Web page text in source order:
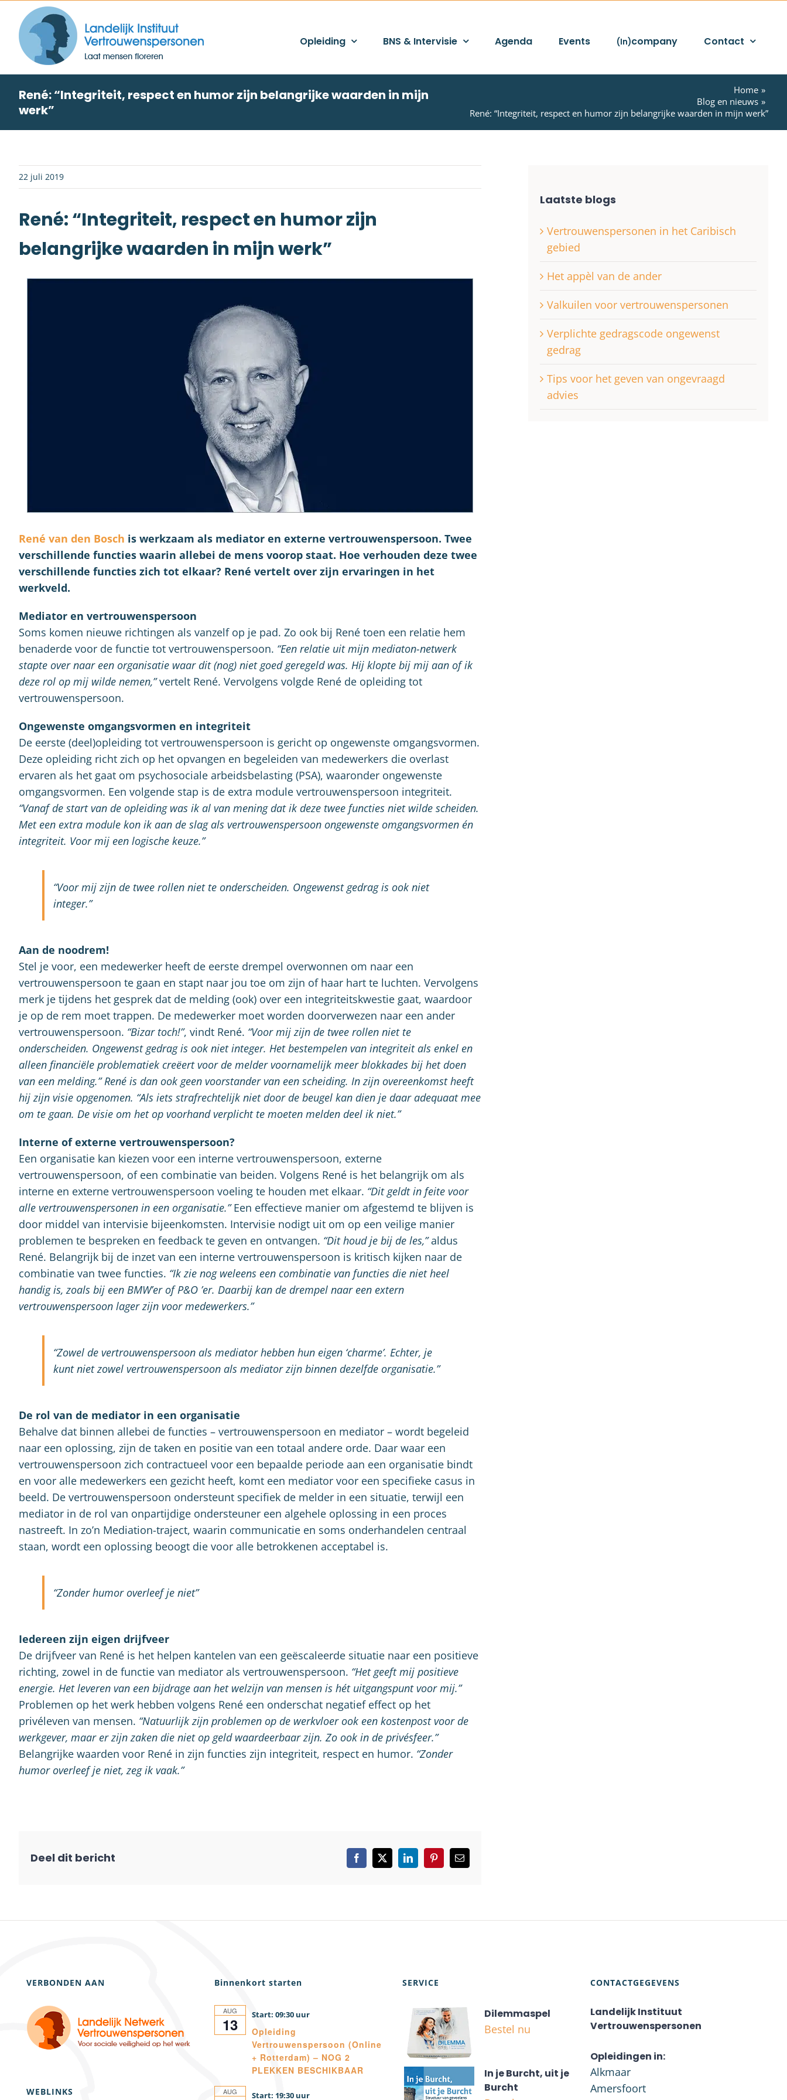
content
Opleiding BNS & Intervisie Agenda Events (In)company Contact
René: “Integriteit, respect en humor zijn belangrijke waarden in mijn
werk”
Home
Blog en nieuws
René: “Integriteit, respect en humor zijn belangrijke waarden in mijn werk”
22 juli 2019
René: “Integriteit, respect en humor zijn
belangrijke waarden in mijn werk”
René van den Bosch is werkzaam als mediator en externe vertrouwenspersoon. Twee
verschillende functies waarin allebei de mens voorop staat. Hoe verhouden deze twee
verschillende functies zich tot elkaar? René vertelt over zijn ervaringen in het
werkveld.
Mediator en vertrouwenspersoon
Soms komen nieuwe richtingen als vanzelf op je pad. Zo ook bij René toen een relatie hem
benaderde voor de functie tot vertrouwenspersoon. “Een relatie uit mijn mediaton-netwerk
stapte over naar een organisatie waar dit (nog) niet goed geregeld was. Hij klopte bij mij aan of ik
deze rol op mij wilde nemen,”vertelt René. Vervolgens volgde René de opleiding tot
vertrouwenspersoon.
Ongewenste omgangsvormen en integriteit
De eerste (deel)opleiding tot vertrouwenspersoon is gericht op ongewenste omgangsvormen.
Deze opleiding richt zich op het opvangen en begeleiden van medewerkers die overlast
ervaren als het gaat om psychosociale arbeidsbelasting (PSA), waaronder ongewenste
omgangsvormen. Een volgende stap is de extra module vertrouwenspersoon integriteit.
“Vanaf de start van de opleiding was ik al van mening dat ik deze twee functies niet wilde scheiden.
Met een extra module kon ik aan de slag als vertrouwenspersoon ongewenste omgangsvormen én
integriteit. Voor mij een logische keuze.”
“Voor mij zijn de twee rollen niet te onderscheiden. Ongewenst gedrag is ook niet
integer.”
Aan de noodrem!
Stel je voor, een medewerker heeft de eerste drempel overwonnen om naar een
vertrouwenspersoon te gaan en stapt naar jou toe om zijn of haar hart te luchten. Vervolgens
merk je tijdens het gesprek dat de melding (ook) over een integriteitskwestie gaat, waardoor
je op de rem moet trappen. De medewerker moet worden doorverwezen naar een ander
vertrouwenspersoon. “Bizar toch!”, vindt René. “Voor mij zijn de twee rollen niet te
onderscheiden. Ongewenst gedrag is ook niet integer. Het bestempelen van integriteit als enkel en
alleen financiële problematiek creëert voor de melder voornamelijk meer blokkades bij het doen
van een melding.” René is dan ook geen voorstander van een scheiding. In zijn overeenkomst heeft
hij zijn visie opgenomen. “Als iets strafrechtelijk niet door de beugel kan dien je daar adequaat mee
om te gaan. De visie om het op voorhand verplicht te moeten melden deel ik niet.”
Interne of externe vertrouwenspersoon?
Een organisatie kan kiezen voor een interne vertrouwenspersoon, externe
vertrouwenspersoon, of een combinatie van beiden. Volgens René is het belangrijk om als
interne en externe vertrouwenspersoon voeling te houden met elkaar. “Dit geldt in feite voor
alle vertrouwenspersonen in een organisatie.”Een effectieve manier om afgestemd te blijven is
door middel van intervisie bijeenkomsten. Intervisie nodigt uit om op een veilige manier
problemen te bespreken en feedback te geven en ontvangen. “Dit houd je bij de les,”aldus
René. Belangrijk bij de inzet van een interne vertrouwenspersoon is kritisch kijken naar de
combinatie van twee functies. “Ik zie nog weleens een combinatie van functies die niet heel
handig is, zoals bij een BMW’er of P&O ’er. Daarbij kan de drempel naar een extern
vertrouwenspersoon lager zijn voor medewerkers.”
“Zowel de vertrouwenspersoon als mediator hebben hun eigen ‘charme’. Echter, je
kunt niet zowel vertrouwenspersoon als mediator zijn binnen dezelfde organisatie.”
De rol van de mediator in een organisatie
Behalve dat binnen allebei de functies – vertrouwenspersoon en mediator – wordt begeleid
naar een oplossing, zijn de taken en positie van een totaal andere orde. Daar waar een
vertrouwenspersoon zich contractueel voor een bepaalde periode aan een organisatie bindt
en voor alle medewerkers een gezicht heeft, komt een mediator voor een specifieke casus in
beeld. De vertrouwenspersoon ondersteunt specifiek de melder in een situatie, terwijl een
mediator in de rol van onpartijdige ondersteuner een algehele oplossing in een proces
nastreeft. In zo’n Mediation-traject, waarin communicatie en soms onderhandelen centraal
staan, wordt een oplossing beoogt die voor alle betrokkenen acceptabel is.
“Zonder humor overleef je niet”
Iedereen zijn eigen drijfveer
De drijfveer van René is het helpen kantelen van een geëscaleerde situatie naar een positieve
richting, zowel in de functie van mediator als vertrouwenspersoon. “Het geeft mij positieve
energie. Het leveren van een bijdrage aan het welzijn van mensen is hét uitgangspunt voor mij.”
Problemen op het werk hebben volgens René een onderschat negatief effect op het
privéleven van mensen. “Natuurlijk zijn problemen op de werkvloer ook een kostenpost voor de
werkgever, maar er zijn zaken die niet op geld waardeerbaar zijn. Zo ook in de privésfeer.”
Belangrijke waarden voor René in zijn functies zijn integriteit, respect en humor. “Zonder
humor overleef je niet, zeg ik vaak.”
Facebook
X LinkedInPinterest
E-
mail
Laatste blogs
Vertrouwenspersonen in het Caribisch
gebied
Het appèl van de ander
Valkuilen voor vertrouwenspersonen
Verplichte gedragscode ongewenst
gedrag
Tips voor het geven van ongevraagd
advies
VERBONDEN AAN
WEBLINKS
Binnenkort starten
AUG
13 09:30
Opleiding
Vertrouwenspersoon (Online
+ Rotterdam) – NOG 2
PLEKKEN BESCHIKBAAR
AUG 19:30
SERVICE
Dilemmaspel
Bestel nu
In je Burcht, uit je
Burcht
CONTACTGEGEVENS
Landelijk Instituut
Vertrouwenspersonen
Opleidingen in:
Alkmaar
Amersfoort